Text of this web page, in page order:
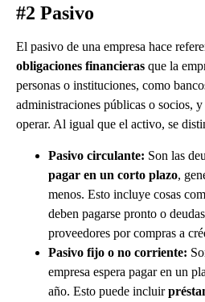
#2 Pasivo
El pasivo de una empresa hace
obligaciones financieras que la
personas o instituciones, como
administraciones públicas o socios,
operar. Al igual que el activo, se
Pasivo circulante: Son las
pagar en un corto plazo,
menos. Esto incluye cosas
deben pagarse pronto o
proveedores por compras a
Pasivo fijo o no corriente:
empresa espera pagar en un
año. Esto puede incluir